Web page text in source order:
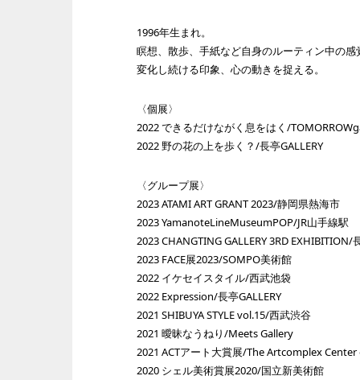
1996年生まれ。
瞑想、散歩、手紙など自身のルーティン中の
変化し続ける印象、心の動きを捉える。
〈個展〉
2022 できるだけながく息をはく/
2022 野の花の上を歩く？/長亭GALLERY
〈グループ展〉
2023 ATAMI ART GRANT 2023/静岡県熱海市
2023 YamanoteLineMuseumPOP/JR山手線駅
2023 CHANGTING GALLERY 3RD EXHIBITION/
2023 FACE展2023/SOMPO美術館
2022 イケセイスタイル/西武池袋
2022 Expression/長亭GALLERY
2021 SHIBUYA STYLE vol.15/西武渋谷
2021 曖昧なうねり/Meets Gallery
2021 ACTアート大賞展/The Artcomplex
2020 シェル美術賞展2020/国立新美術館